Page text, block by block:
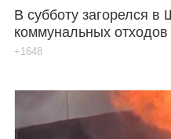
В субботу загорелся в
коммунальных отходов
+1648